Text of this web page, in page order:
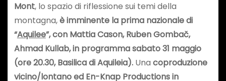
Mont, lo spazio di riflessione sui temi della
montagna,è imminente la prima nazionale di
“Aquilee”,con Mattia Cason, Ruben Gombač,
Ahmad Kullab, in programmasabato 31 maggio
(ore 20.30, Basilica di Aquileia).Una coproduzione
vicino/lontano ed En-Knap Productions in